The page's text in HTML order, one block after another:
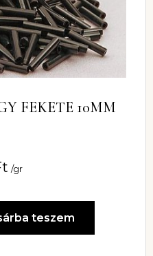
FEKETE 10MM
/gr
teszem